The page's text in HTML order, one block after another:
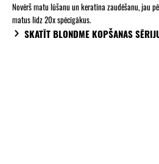
Novērš matu lūšanu un keratīna zaudēšanu, jau
matus līdz 20x spēcīgākus.
SKATĪT BLONDME KOPŠANAS